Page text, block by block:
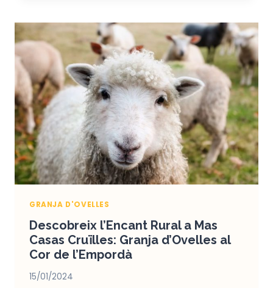
UNA
EXPERIÈNCIA
AUTÈNTICA
AMB
MAS
CASAS
CRUILLAS
GRANJA D'OVELLES
Descobreix l’Encant Rural a Mas
Casas Cruïlles: Granja d’Ovelles al
Cor de l’Empordà
15/01/2024